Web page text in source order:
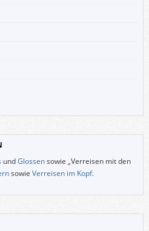
undGlossensowie „Verreisen mit den
sowie Verreisen im Kopf.